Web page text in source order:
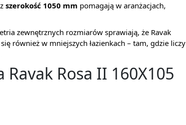
szerokość 1050 mm pomagają w aranżacjach,
zewnętrznych rozmiarów sprawiają, że Ravak
również w mniejszych łazienkach – tam, gdzie liczy
Rosa II 160X105